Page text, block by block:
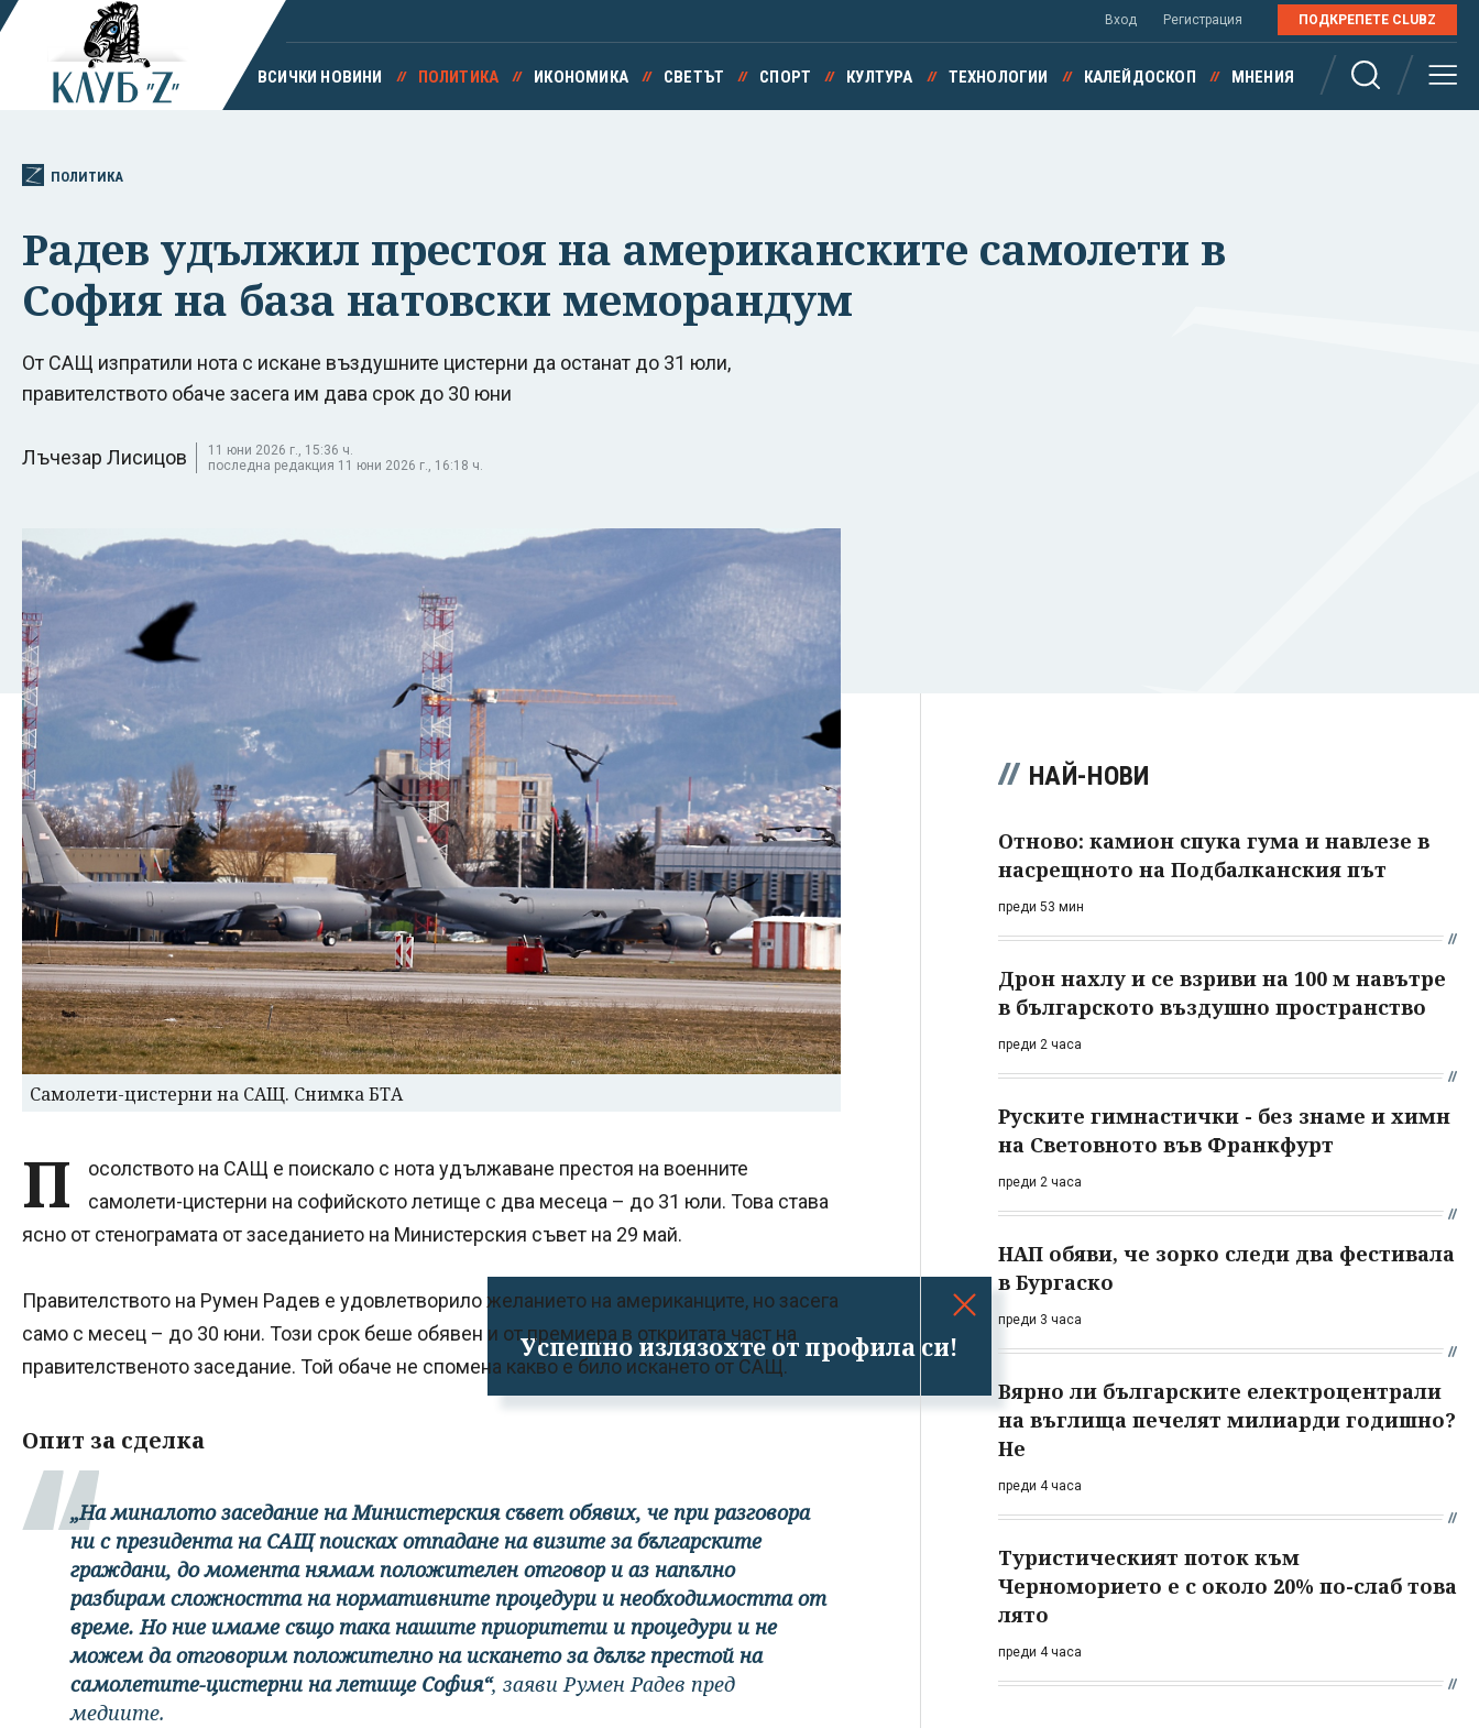
Успешно излязохте от профила си!
Вход Регистрация ПОДКРЕПЕТЕ CLUBZ
ВСИЧКИ НОВИНИ ПОЛИТИКА ИКОНОМИКА СВЕТЪТ СПОРТ КУЛТУРА ТЕХНОЛОГИИ КАЛЕЙДОСКОП МНЕНИЯ
ПОЛИТИКА
Радев удължил престоя на американските самолети в
София на база натовски меморандум
От САЩ изпратили нота с искане въздушните цистерни да останат до 31 юли,
правителството обаче засега им дава срок до 30 юни
Лъчезар Лисицов
11 юни 2026 г., 15:36 ч.
последна редакция 11 юни 2026 г., 16:18 ч.
Самолети-цистерни на САЩ. Снимка БТА
П
осолството на САЩ е поискало с нота удължаване престоя на военните
самолети-цистерни на софийското летище с два месеца – до 31 юли. Това става
ясно от стенограмата от заседанието на Министерския съвет на 29 май.
Правителството на Румен Радев е удовлетворило желанието на американците, но засега
само с месец – до 30 юни. Този срок беше обявен и от премиера в откритата част на
правителственото заседание. Той обаче не спомена какво е било искането от САЩ.
Опит за сделка
„На миналото заседание на Министерския съвет обявих, че при разговора
ни с президента на САЩ поисках отпадане на визите за българските
граждани, до момента нямам положителен отговор и аз напълно
разбирам сложността на нормативните процедури и необходимостта от
време. Но ние имаме също така нашите приоритети и процедури и не
можем да отговорим положително на искането за дълъг престой на
самолетите-цистерни на летище София“, заяви Румен Радев пред
медиите.
НАЙ-НОВИ
Отново: камион спука гума и навлезе в
насрещното на Подбалканския път
преди 53 мин
Дрон нахлу и се взриви на 100 м навътре
в българското въздушно пространство
преди 2 часа
Руските гимнастички - без знаме и химн
на Световното във Франкфурт
преди 2 часа
НАП обяви, че зорко следи два фестивала
в Бургаско
преди 3 часа
Вярно ли българските електроцентрали
на въглища печелят милиарди годишно?
Не
преди 4 часа
Туристическият поток към
Черноморието е с около 20% по-слаб това
лято
преди 4 часа